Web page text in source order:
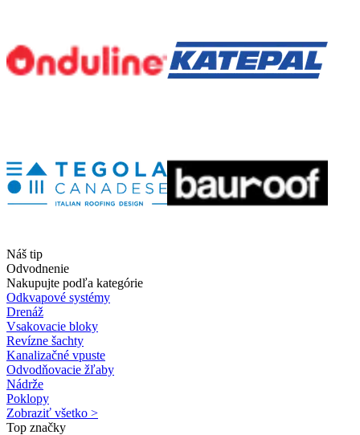
Náš tip
Odvodnenie
Nakupujte podľa kategórie
Odkvapové systémy
Drenáž
Vsakovacie bloky
Revízne šachty
Kanalizačné vpuste
Odvodňovacie žľaby
Nádrže
Poklopy
Zobraziť všetko >
Top značky